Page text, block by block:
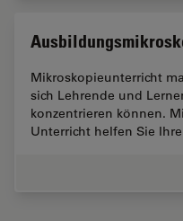
Mikroskopieunterricht
sich Lehrende und
konzentrieren können.
Unterricht helfen Sie